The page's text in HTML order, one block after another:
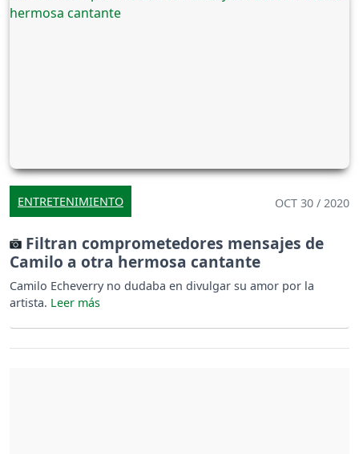
ENTRETENIMIENTO OCT 30 / 2020
Filtran comprometedores mensajes de
Camilo a otra hermosa cantante
Camilo Echeverry no dudaba en divulgar su amor por la
artista.